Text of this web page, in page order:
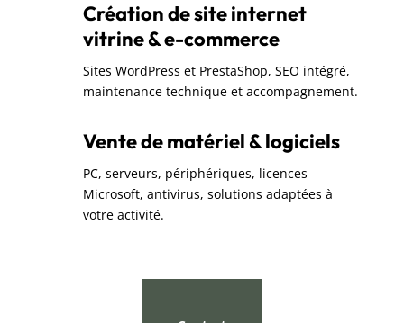
Création de site internet
vitrine & e-commerce
Sites WordPress et PrestaShop, SEO intégré,
maintenance technique et accompagnement.
Vente de matériel & logiciels
PC, serveurs, périphériques, licences
Microsoft, antivirus, solutions adaptées à
votre activité.